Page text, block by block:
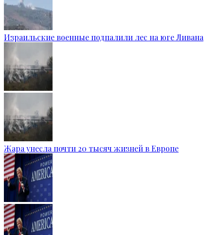
Израильские военные подпалили лес на юге Ливана
Жара унесла почти 20 тысяч жизней в Европе